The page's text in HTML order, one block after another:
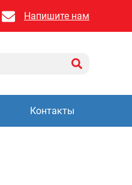
Напишите нам
Контакты